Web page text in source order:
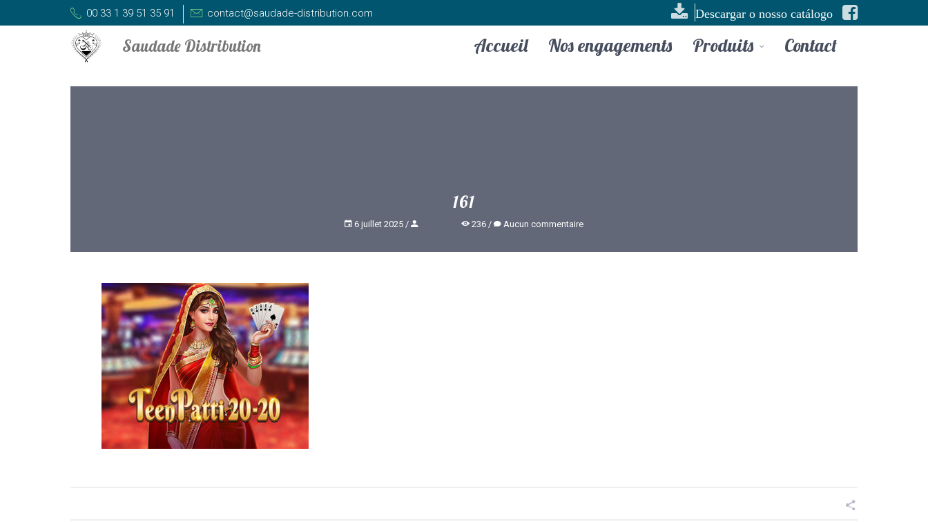
00 33 1 39 51 35 91 contact@saudade-distribution.com Descargar o nosso catálogo
Accueil Nos engagements Produits Contact
161
6 juillet 2025 236 Aucun commentaire